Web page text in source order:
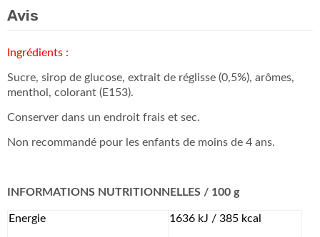
Avis
Ingrédients :
Sucre, sirop de glucose, extrait de réglisse (0,5%), arômes,
menthol, colorant (E153).
Conserver dans un endroit frais et sec.
Non recommandé pour les enfants de moins de 4 ans.
INFORMATIONS NUTRITIONNELLES / 100 g
Energie 1636 kJ / 385 kcal